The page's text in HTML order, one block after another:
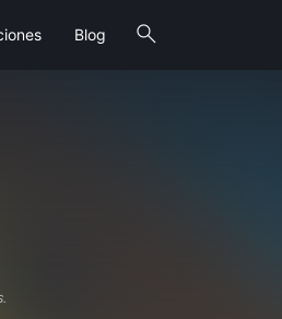
search
Blog